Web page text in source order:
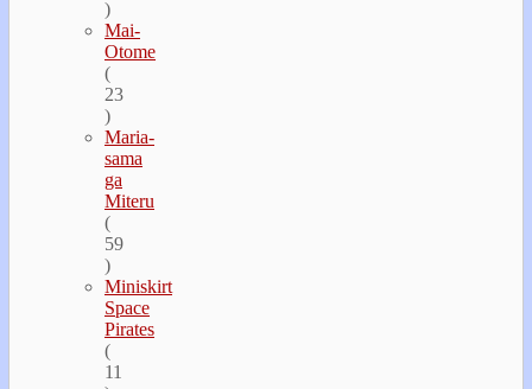
)
Mai-
Otome
(
23
)
Maria-
sama
ga
Miteru
(
59
)
Miniskirt
Space
Pirates
(
11